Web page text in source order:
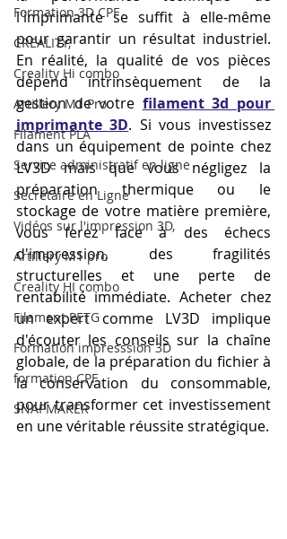
Formation 3D CPF
CREALITY,
Creality Hi combo
Artillery M1 Pro
Filament PLA
Service administratif en ligne
Secrétaire en Ligne
Vidéos sur l'impression 3D,
Artillery M1 pro
Creality HI combo
Filament PETG
Formation impresssion 3D
formation CPF
SNAPMAKER
l'imprimante se suffit à elle-même
pour garantir un résultat industriel.
En réalité, la qualité de vos pièces
dépend intrinsèquement de la
gestion de votre filament 3d pour
imprimante 3D. Si vous investissez
dans un équipement de pointe chez
LV3D mais que vous négligez la
préparation thermique ou le
stockage de votre matière première,
vous ferez face à des échecs
d'impression, des fragilités
structurelles et une perte de
rentabilité immédiate. Acheter chez
un expert comme LV3D implique
d'écouter les conseils sur la chaîne
globale, de la préparation du fichier à
la conservation du consommable,
pour transformer cet investissement
en une véritable réussite stratégique.